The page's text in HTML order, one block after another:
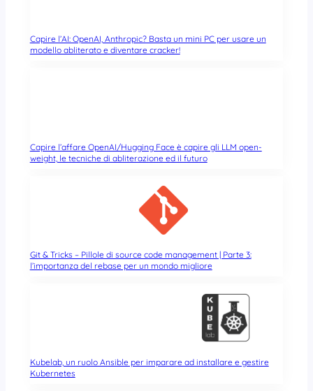
Capire l’AI: OpenAI, Anthropic? Basta un mini PC per usare un
modello abliterato e diventare cracker!
Capire l’affare OpenAI/Hugging Face è capire gli LLM open-
weight, le tecniche di abliterazione ed il futuro
Git & Tricks – Pillole di source code management | Parte 3:
l’importanza del rebase per un mondo migliore
Kubelab, un ruolo Ansible per imparare ad installare e gestire
Kubernetes